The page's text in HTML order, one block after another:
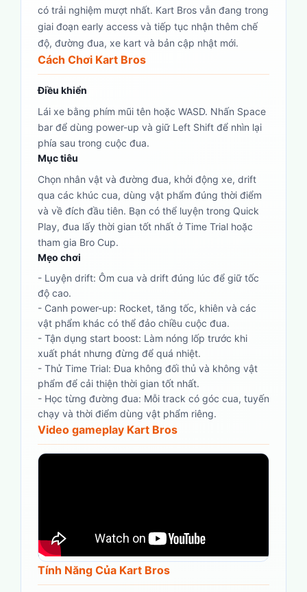
có trải nghiệm mượt nhất. Kart Bros vẫn đang trong
giai đoạn early access và tiếp tục nhận thêm chế
độ, đường đua, xe kart và bản cập nhật mới.
Cách Chơi Kart Bros
Điều khiển
Lái xe bằng phím mũi tên hoặc WASD. Nhấn Space
bar để dùng power-up và giữ Left Shift để nhìn lại
phía sau trong cuộc đua.
Mục tiêu
Chọn nhân vật và đường đua, khởi động xe, drift
qua các khúc cua, dùng vật phẩm đúng thời điểm
và về đích đầu tiên. Bạn có thể luyện trong Quick
Play, đua lấy thời gian tốt nhất ở Time Trial hoặc
tham gia Bro Cup.
Mẹo chơi
- Luyện drift: Ôm cua và drift đúng lúc để giữ tốc
độ cao.
- Canh power-up: Rocket, tăng tốc, khiên và các
vật phẩm khác có thể đảo chiều cuộc đua.
- Tận dụng start boost: Làm nóng lốp trước khi
xuất phát nhưng đừng để quá nhiệt.
- Thử Time Trial: Đua không đối thủ và không vật
phẩm để cải thiện thời gian tốt nhất.
- Học từng đường đua: Mỗi track có góc cua, tuyến
chạy và thời điểm dùng vật phẩm riêng.
Video gameplay Kart Bros
Tính Năng Của Kart Bros